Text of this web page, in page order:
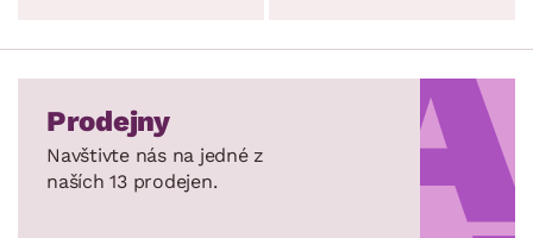
Prodejny
Navštivte nás na jedné z
naších 13 prodejen.